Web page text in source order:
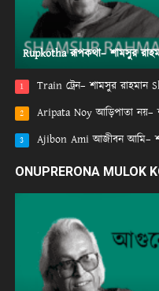
Rupkotha রূপকথা– শামসুর
1 Train ট্রেন– শামসুর রাহমান
2 Aripata Noy আড়িপাতা নয়–
3 Ajibon Ami আজীবন আমি–
ONUPRERONA MULOK